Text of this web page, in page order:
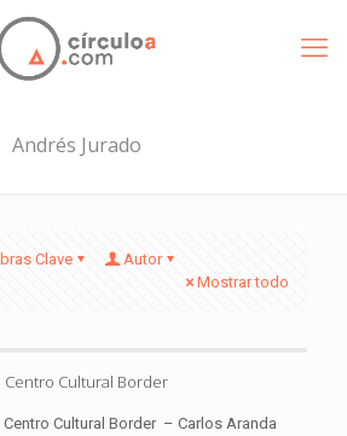
Andrés Jurado
Clave
Autor
Mostrar todo
Centro Cultural Border
Cultural Border – Carlos Aranda